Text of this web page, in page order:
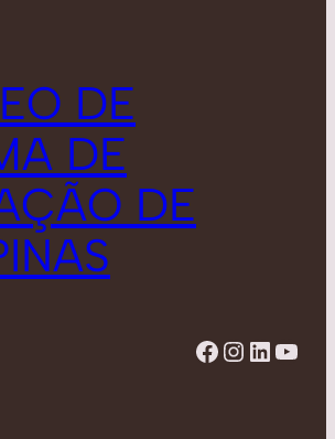
DE
DE
DE
Facebook Instagram LinkedIn YouTube